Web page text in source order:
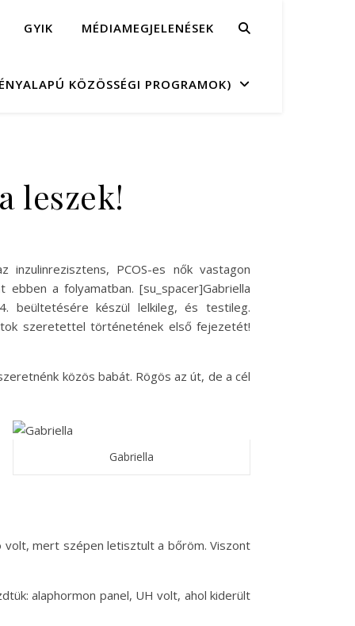
GYIK MÉDIAMEGJELENÉSEK
KÖZÖSSÉGI PROGRAMOK)
leszek!
inzulinrezisztens, PCOS-es nők vastagon
a folyamatban. [su_spacer]Gabriella
beültetésére készül lelkileg, és testileg.
szeretettel történetének első fejezetét!
közös babát. Rögös az út, de a cél
Gabriella
volt, mert szépen letisztult a bőröm. Viszont
alaphormon panel, UH volt, ahol kiderült